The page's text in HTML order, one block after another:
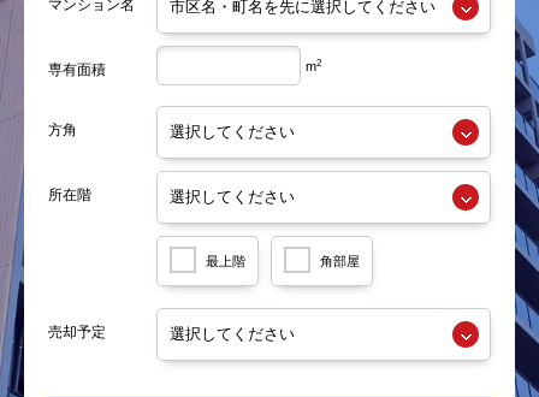
マンション名
専有面積 m2
方角
所在階
最上階 角部屋
売却予定